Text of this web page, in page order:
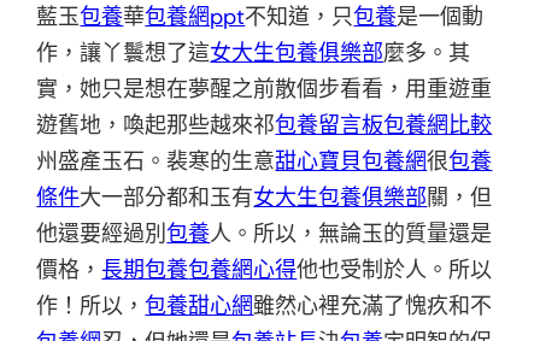
藍玉包養華包養網ppt不知道，只包養是一個動
作，讓丫鬟想了這女大生包養俱樂部麼多。其
實，她只是想在夢醒之前散個步看看，用重遊重
遊舊地，喚起那些越來祁包養留言板包養網比較
州盛產玉石。裴寒的生意甜心寶貝包養網很包養
條件大一部分都和玉有女大生包養俱樂部關，但
他還要經過別包養人。所以，無論玉的質量還是
價格， 長期包養包養網心得他也受制於人。所以
作！所以，包養甜心網雖然心裡充滿了愧疚和不